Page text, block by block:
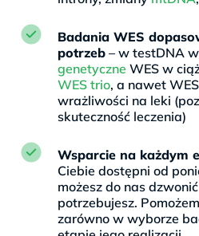
Badania WES
potrzeb – w testDNA
genetyczne WES w
WES trio, a nawet
wrażliwości na leki
skuteczność leczenia)
Wsparcie na każdym
Ciebie dostępni od
możesz do nas
potrzebujesz.
zarówno w wyborze